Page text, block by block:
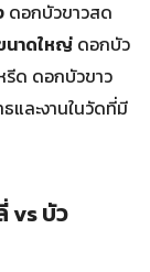
ดอกบัวขาวสด
นาดใหญ่ ดอกบัว
รีด ดอกบัวขาว
และงานในวัดที่มี
vs บัว